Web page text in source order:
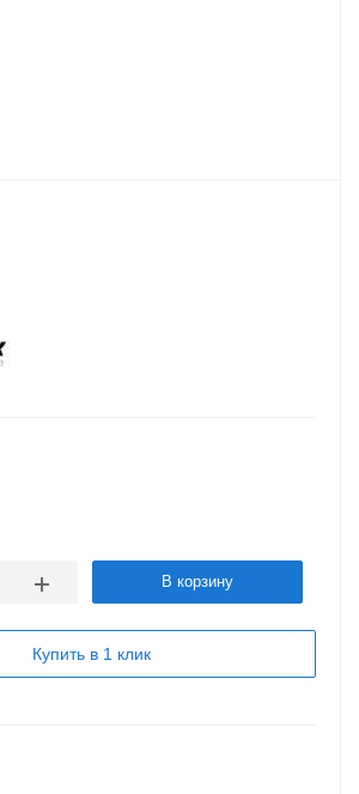
В корзину
Купить в 1 клик